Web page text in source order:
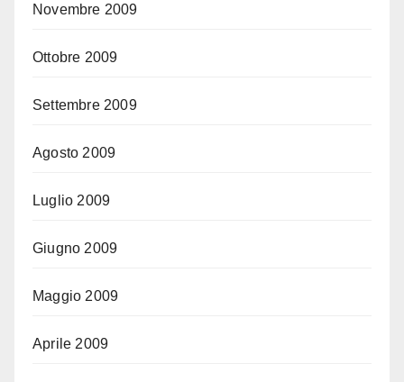
Novembre 2009
Ottobre 2009
Settembre 2009
Agosto 2009
Luglio 2009
Giugno 2009
Maggio 2009
Aprile 2009